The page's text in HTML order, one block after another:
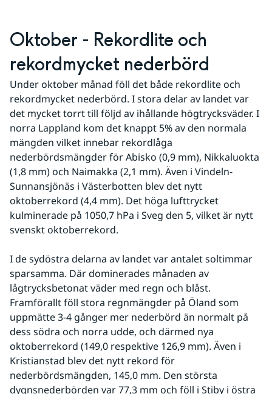
Oktober - Rekordlite och
rekordmycket nederbörd
Under oktober månad föll det både rekordlite och
rekordmycket nederbörd. I stora delar av landet var
det mycket torrt till följd av ihållande högtrycksväder. I
norra Lappland kom det knappt 5% av den normala
mängden vilket innebar rekordlåga
nederbördsmängder för Abisko (0,9 mm), Nikkaluokta
(1,8 mm) och Naimakka (2,1 mm). Även i Vindeln-
Sunnansjönäs i Västerbotten blev det nytt
oktoberrekord (4,4 mm). Det höga lufttrycket
kulminerade på 1050,7 hPa i Sveg den 5, vilket är nytt
svenskt oktoberrekord.
I de sydöstra delarna av landet var antalet soltimmar
sparsamma. Där dominerades månaden av
lågtrycksbetonat väder med regn och blåst.
Framförallt föll stora regnmängder på Öland som
uppmätte 3-4 gånger mer nederbörd än normalt på
dess södra och norra udde, och därmed nya
oktoberrekord (149,0 respektive 126,9 mm). Även i
Kristianstad blev det nytt rekord för
nederbördsmängden, 145,0 mm. Den största
dygnsnederbörden var 77,3 mm och föll i Stiby i östra